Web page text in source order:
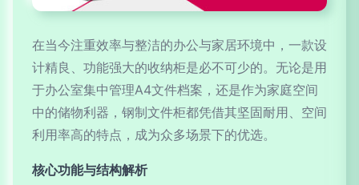
在当今注重效率与整洁的办公与家居环境中，一款设
计精良、功能强大的收纳柜是必不可少的。无论是用
于办公室集中管理A4文件档案，还是作为家庭空间
中的储物利器，钢制文件柜都凭借其坚固耐用、空间
利用率高的特点，成为众多场景下的优选。
核心功能与结构解析